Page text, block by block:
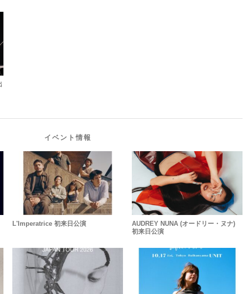
イベント情報
L'Imperatrice 初来日公演
AUDREY NUNA (オードリー・ヌナ)
初来日公演